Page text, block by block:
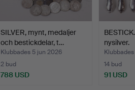
SILVER, mynt, medaljer
och bestickdelar, t…
Klubbades 5 jun 2026
2 bud
788 USD
nysilver.
14 bud
91 USD